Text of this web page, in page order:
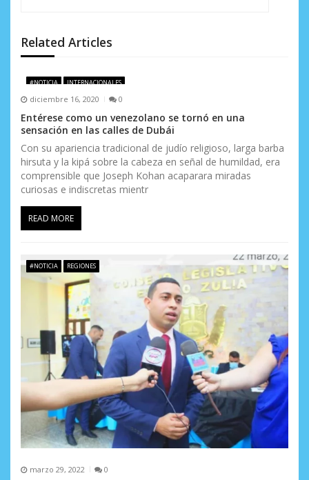
n
d
e
e
n
t
r
a
d
a
Related Articles
#NOTICIA INTERNACIONALES
diciembre 16, 2020 0
Entérese como un venezolano se tornó en una
sensación en las calles de Dubái
Con su apariencia tradicional de judío religioso, larga barba
hirsuta y la kipá sobre la cabeza en señal de humildad, era
comprensible que Joseph Kohan acaparara miradas
curiosas e indiscretas mientr
READ MORE
#NOTICIA REGIONES
marzo 29, 2022 0